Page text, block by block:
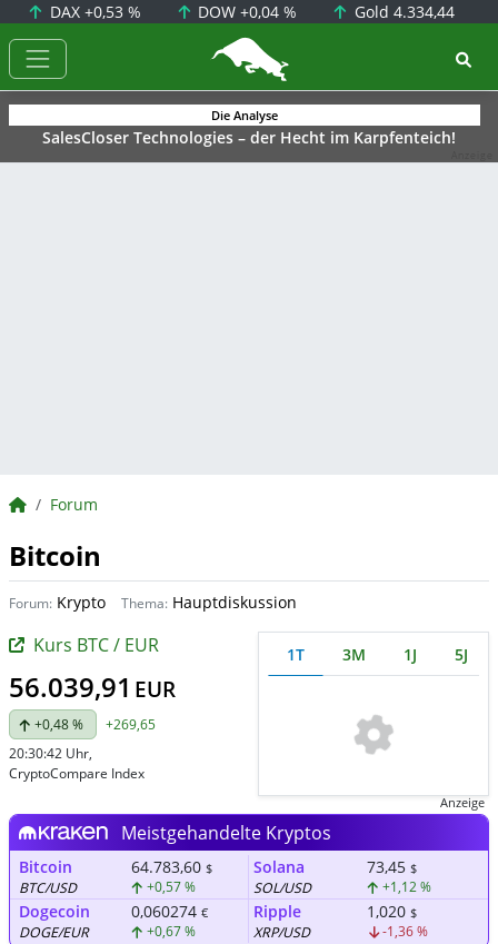
DAX +0,53 % DOW+0,04 % Gold 4.334,44
BörsenNEWS.de
Die Analyse
SalesCloser Technologies – der Hecht im Karpfenteich!
BörsenNEWS.de
Forum
Bitcoin
Forum: Krypto Thema: Hauptdiskussion
Kurs BTC / EUR
56.039,91 EUR
+0,48 %
+269,65
20:30:42 Uhr,
CryptoCompare Index
1T 3M 1J 5J
Anzeige
Meistgehandelte Kryptos
Bitcoin
BTC/USD
64.783,60 $
+0,57 %
Solana
SOL/USD
73,45 $
+1,12 %
Dogecoin
DOGE/EUR
0,060274 €
+0,67 %
Ripple
XRP/USD
1,020 $
-1,36 %